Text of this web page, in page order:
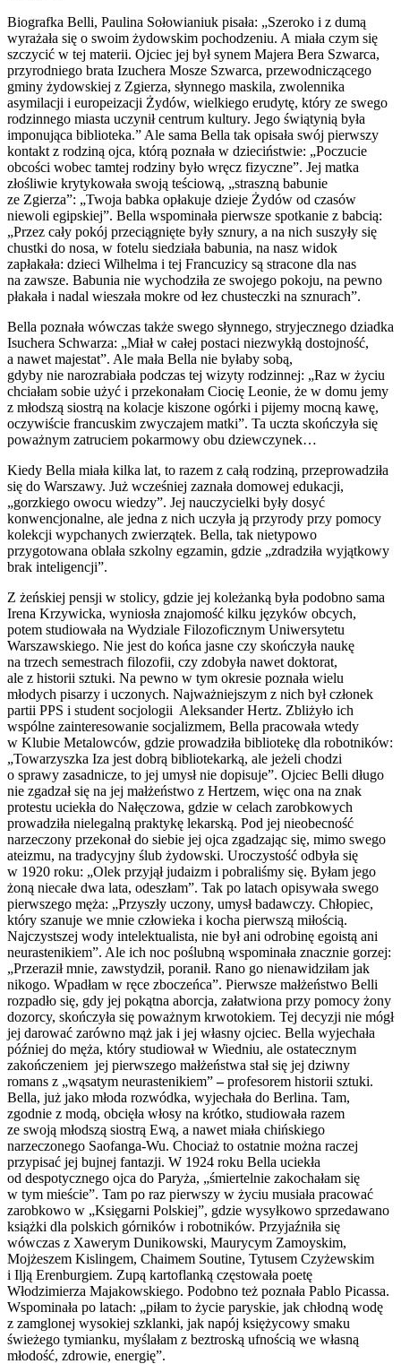
Biografka Belli, Paulina Sołowianiuk pisała: „Szeroko i z dumą
wyrażała się o swoim żydowskim pochodzeniu. A miała czym się
szczycić w tej materii. Ojciec jej był synem Majera Bera Szwarca,
przyrodniego brata Izuchera Mosze Szwarca, przewodniczącego
gminy żydowskiej z Zgierza, słynnego maskila, zwolennika
asymilacji i europeizacji Żydów, wielkiego erudytę, który ze swego
rodzinnego miasta uczynił centrum kultury. Jego świątynią była
imponująca biblioteka.” Ale sama Bella tak opisała swój pierwszy
kontakt z rodziną ojca, którą poznała w dzieciństwie: „Poczucie
obcości wobec tamtej rodziny było wręcz fizyczne”. Jej matka
złośliwie krytykowała swoją teściową, „straszną babunie
ze Zgierza”: „Twoja babka opłakuje dzieje Żydów od czasów
niewoli egipskiej”. Bella wspominała pierwsze spotkanie z babcią:
„Przez cały pokój przeciągnięte były sznury, a na nich suszyły się
chustki do nosa, w fotelu siedziała babunia, na nasz widok
zapłakała: dzieci Wilhelma i tej Francuzicy są stracone dla nas
na zawsze. Babunia nie wychodziła ze swojego pokoju, na pewno
płakała i nadal wieszała mokre od łez chusteczki na sznurach”.
Bella poznała wówczas także swego słynnego, stryjecznego dziadka
Isuchera Schwarza: „Miał w całej postaci niezwykłą dostojność,
a nawet majestat”. Ale mała Bella nie byłaby sobą,
gdyby nie narozrabiała podczas tej wizyty rodzinnej: „Raz w życiu
chciałam sobie użyć i przekonałam Ciocię Leonie, że w domu jemy
z młodszą siostrą na kolacje kiszone ogórki i pijemy mocną kawę,
oczywiście francuskim zwyczajem matki”. Ta uczta skończyła się
poważnym zatruciem pokarmowy obu dziewczynek…
Kiedy Bella miała kilka lat, to razem z całą rodziną, przeprowadziła
się do Warszawy. Już wcześniej zaznała domowej edukacji,
„gorzkiego owocu wiedzy”. Jej nauczycielki były dosyć
konwencjonalne, ale jedna z nich uczyła ją przyrody przy pomocy
kolekcji wypchanych zwierzątek. Bella, tak nietypowo
przygotowana oblała szkolny egzamin, gdzie „zdradziła wyjątkowy
brak inteligencji”.
Z żeńskiej pensji w stolicy, gdzie jej koleżanką była podobno sama
Irena Krzywicka, wyniosła znajomość kilku języków obcych,
potem studiowała na Wydziale Filozoficznym Uniwersytetu
Warszawskiego. Nie jest do końca jasne czy skończyła naukę
na trzech semestrach filozofii, czy zdobyła nawet doktorat,
ale z historii sztuki. Na pewno w tym okresie poznała wielu
młodych pisarzy i uczonych. Najważniejszym z nich był członek
partii PPS i student socjologii Aleksander Hertz. Zbliżyło ich
wspólne zainteresowanie socjalizmem, Bella pracowała wtedy
w Klubie Metalowców, gdzie prowadziła bibliotekę dla robotników:
„Towarzyszka Iza jest dobrą bibliotekarką, ale jeżeli chodzi
o sprawy zasadnicze, to jej umysł nie dopisuje”. Ojciec Belli długo
nie zgadzał się na jej małżeństwo z Hertzem, więc ona na znak
protestu uciekła do Nałęczowa, gdzie w celach zarobkowych
prowadziła nielegalną praktykę lekarską. Pod jej nieobecność
narzeczony przekonał do siebie jej ojca zgadzając się, mimo swego
ateizmu, na tradycyjny ślub żydowski. Uroczystość odbyła się
w 1920 roku: „Olek przyjął judaizm i pobraliśmy się. Byłam jego
żoną niecałe dwa lata, odeszłam”. Tak po latach opisywała swego
pierwszego męża: „Przyszły uczony, umysł badawczy. Chłopiec,
który szanuje we mnie człowieka i kocha pierwszą miłością.
Najczystszej wody intelektualista, nie był ani odrobinę egoistą ani
neurastenikiem”. Ale ich noc poślubną wspominała znacznie gorzej:
„Przeraził mnie, zawstydził, poranił. Rano go nienawidziłam jak
nikogo. Wpadłam w ręce zboczeńca”. Pierwsze małżeństwo Belli
rozpadło się, gdy jej pokątna aborcja, załatwiona przy pomocy żony
dozorcy, skończyła się poważnym krwotokiem. Tej decyzji nie mógł
jej darować zarówno mąż jak i jej własny ojciec. Bella wyjechała
później do męża, który studiował w Wiedniu, ale ostatecznym
zakończeniem jej pierwszego małżeństwa stał się jej dziwny
romans z „wąsatym neurastenikiem”–profesorem historii sztuki.
Bella, już jako młoda rozwódka, wyjechała do Berlina. Tam,
zgodnie z modą, obcięła włosy na krótko, studiowała razem
ze swoją młodszą siostrą Ewą, a nawet miała chińskiego
narzeczonego Saofanga-Wu. Chociaż to ostatnie można raczej
przypisać jej bujnej fantazji. W 1924 roku Bella uciekła
od despotycznego ojca do Paryża, „śmiertelnie zakochałam się
w tym mieście”. Tam po raz pierwszy w życiu musiała pracować
zarobkowo w „Księgarni Polskiej”, gdzie wysyłkowo sprzedawano
książki dla polskich górników i robotników. Przyjaźniła się
wówczas z Xawerym Dunikowski, Maurycym Zamoyskim,
Mojżeszem Kislingem, Chaimem Soutine, Tytusem Czyżewskim
i Ilją Erenburgiem. Zupą kartoflanką częstowała poetę
Włodzimierza Majakowskiego. Podobno też poznała Pablo Picassa.
Wspominała po latach: „piłam to życie paryskie, jak chłodną wodę
z zamglonej wysokiej szklanki, jak napój księżycowy smaku
świeżego tymianku, myślałam z beztroską ufnością we własną
młodość, zdrowie, energię”.